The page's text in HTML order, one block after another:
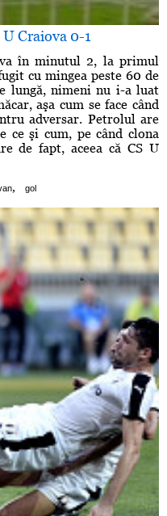
Craiova 0-1
în minutul 2, la primul
cu mingea peste 60 de
lungă, nimeni nu i-a luat
aşa cum se face când
adversar. Petrolul are
ce şi cum, pe când clona
de fapt, aceea că CS U
, gol